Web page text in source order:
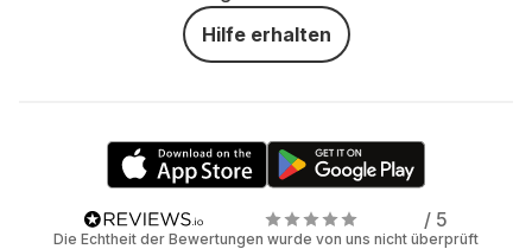
Hilfe erhalten
/ 5
Die Echtheit der Bewertungen wurde von uns nicht überprüft